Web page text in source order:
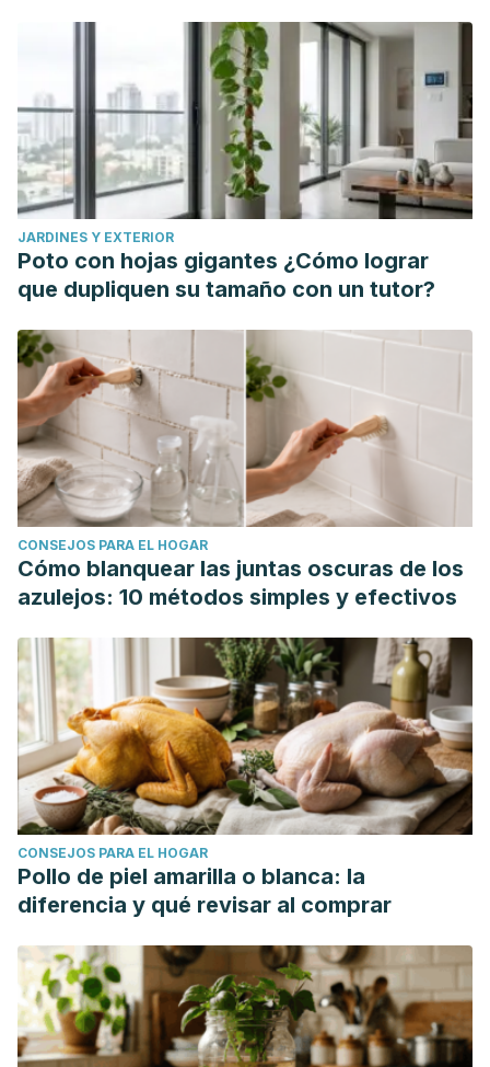
JARDINES Y EXTERIOR
Poto con hojas gigantes ¿Cómo lograr
que dupliquen su tamaño con un tutor?
CONSEJOS PARA EL HOGAR
Cómo blanquear las juntas oscuras de los
azulejos: 10 métodos simples y efectivos
CONSEJOS PARA EL HOGAR
Pollo de piel amarilla o blanca: la
diferencia y qué revisar al comprar